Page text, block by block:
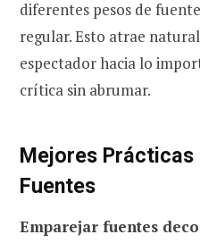
diferentes pesos de
regular. Esto atrae
espectador hacia lo
crítica sin abrumar.
Mejores Prácticas
Fuentes
Emparejar fuentes